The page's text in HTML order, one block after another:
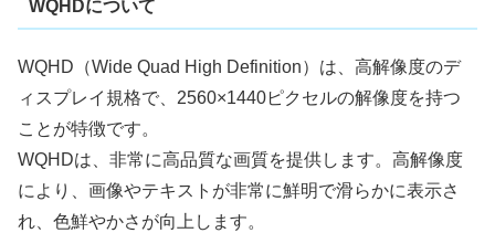
WQHDについて
WQHD（Wide Quad High Definition）は、高解像度のデ
ィスプレイ規格で、2560×1440ピクセルの解像度を持つ
ことが特徴です。
WQHDは、非常に高品質な画質を提供します。高解像度
により、画像やテキストが非常に鮮明で滑らかに表示さ
れ、色鮮やかさが向上します。